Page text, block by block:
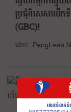
ប្រជុំពិសេសលើក
(GBC)!
PengLeab